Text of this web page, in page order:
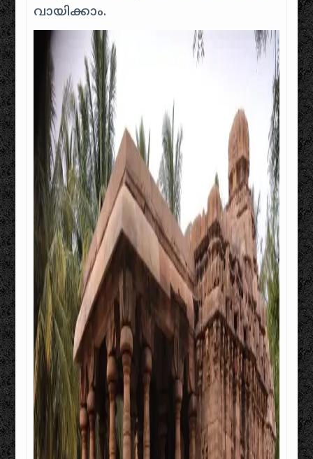
വായിക്കാം.